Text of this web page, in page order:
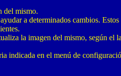
del mismo.
a determinados cambios. Estos
la imagen del mismo, según
en el menú de